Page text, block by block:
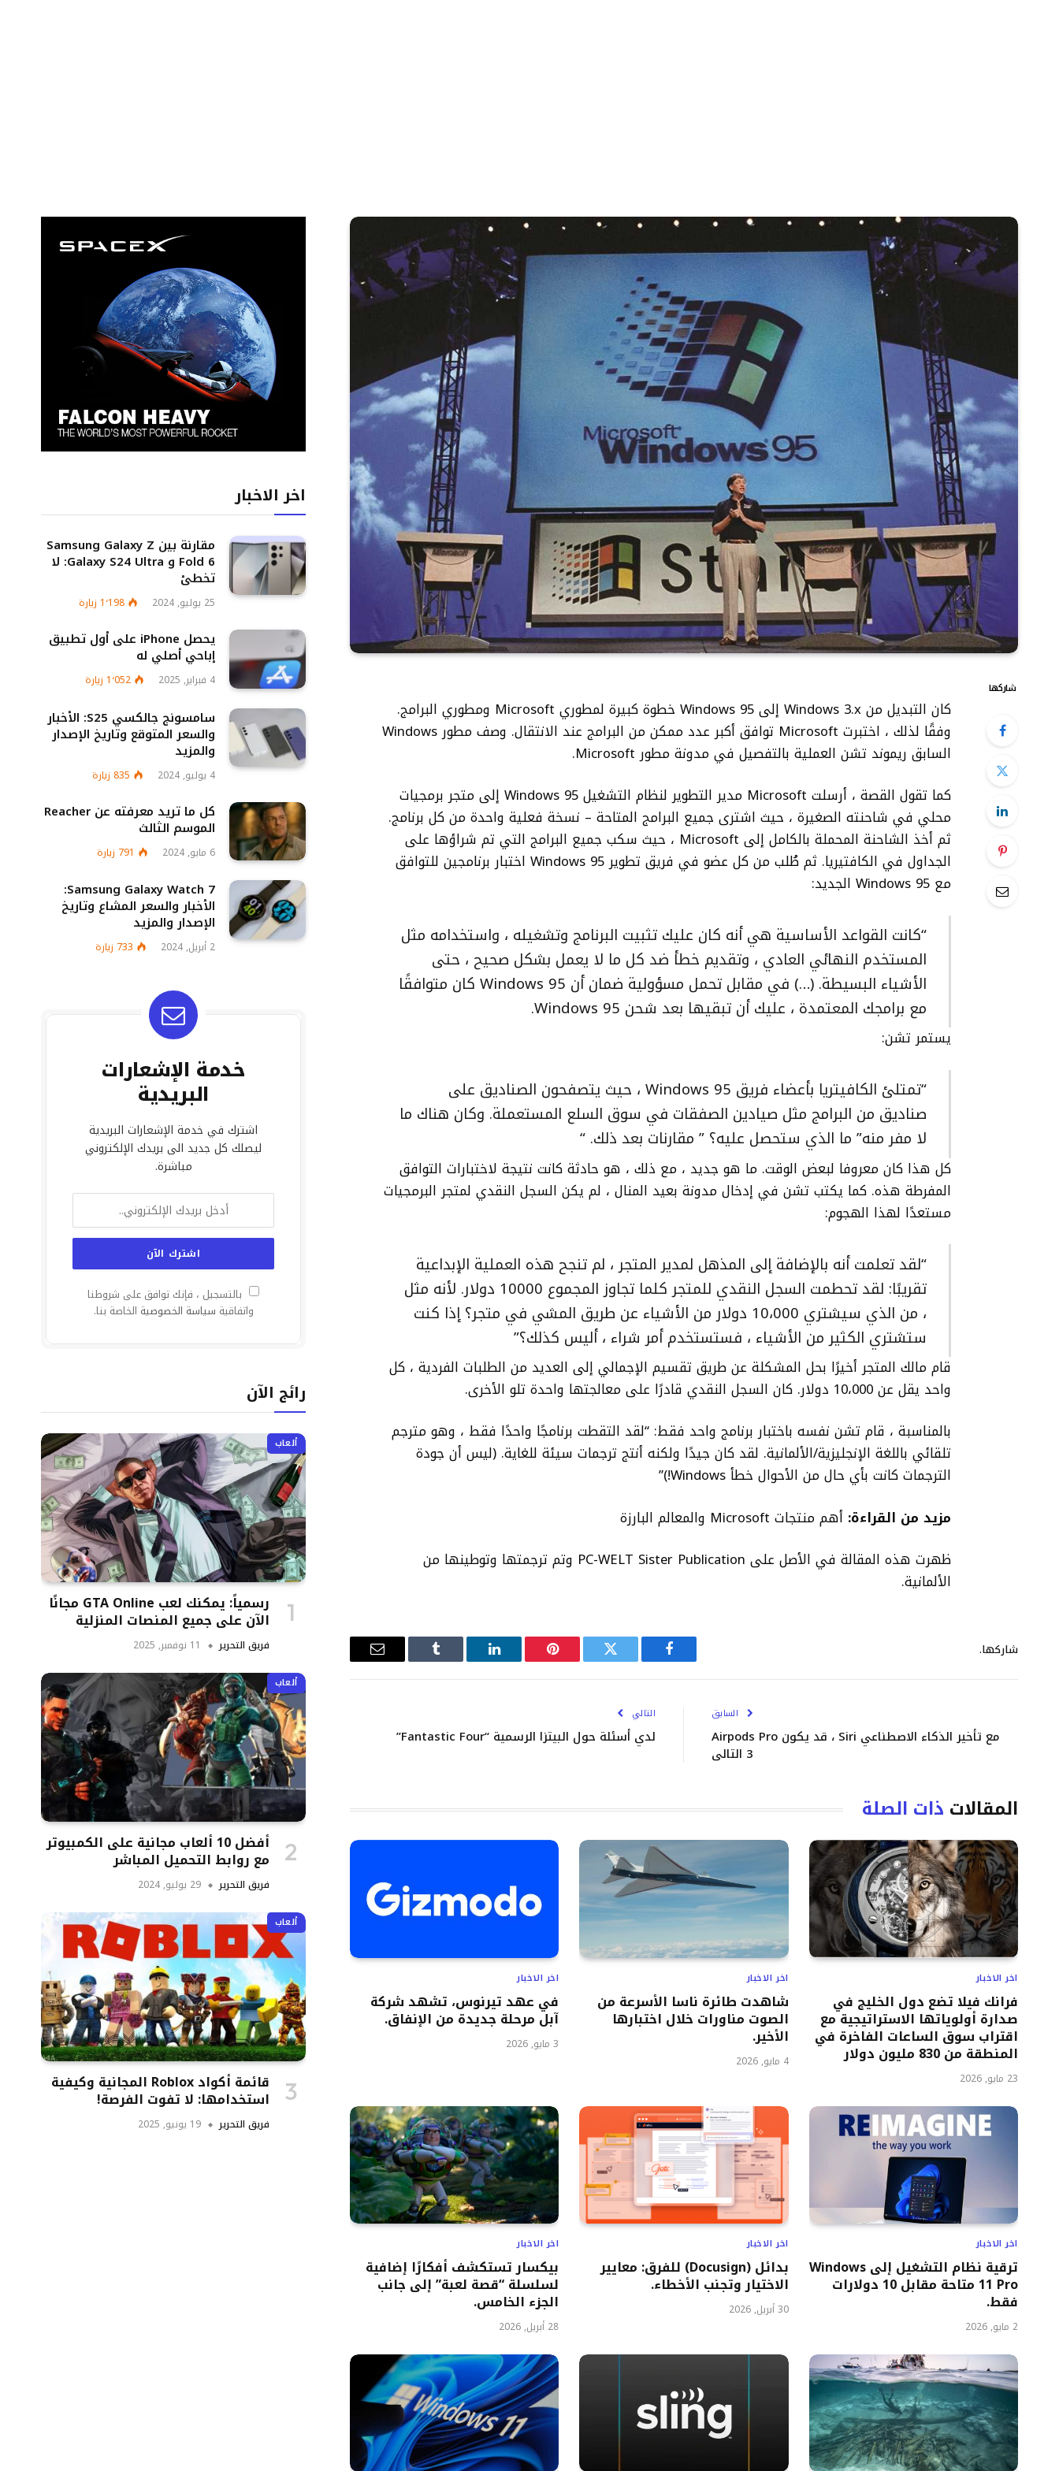
شاركها
كان التبديل من Windows 3.x إلى Windows 95 خطوة كبيرة لمطوري Microsoft ومطوري البرامج.
وفقًا لذلك ، اختبرت Microsoft توافق أكبر عدد ممكن من البرامج عند الانتقال. وصف مطور Windows
السابق ريموند تشن العملية بالتفصيل في مدونة مطور Microsoft.
كما تقول القصة ، أرسلت Microsoft مدير التطوير لنظام التشغيل Windows 95 إلى متجر برمجيات
محلي في شاحنته الصغيرة ، حيث اشترى جميع البرامج المتاحة – نسخة فعلية واحدة من كل برنامج.
ثم أخذ الشاحنة المحملة بالكامل إلى Microsoft ، حيث سكب جميع البرامج التي تم شراؤها على
الجداول في الكافتيريا. ثم طُلب من كل عضو في فريق تطوير Windows 95 اختبار برنامجين للتوافق
مع Windows 95 الجديد:
“كانت القواعد الأساسية هي أنه كان عليك تثبيت البرنامج وتشغيله ، واستخدامه مثل
المستخدم النهائي العادي ، وتقديم خطأ ضد كل ما لا يعمل بشكل صحيح ، حتى
الأشياء البسيطة. (…) في مقابل تحمل مسؤولية ضمان أن Windows 95 كان متوافقًا
مع برامجك المعتمدة ، عليك أن تبقيها بعد شحن Windows 95.
يستمر تشن:
“تمتلئ الكافيتريا بأعضاء فريق Windows 95 ، حيث يتصفحون الصناديق على
صناديق من البرامج مثل صيادين الصفقات في سوق السلع المستعملة. وكان هناك ما
لا مفر منه” ما الذي ستحصل عليه؟ ” مقارنات بعد ذلك. “
كل هذا كان معروفا لبعض الوقت. ما هو جديد ، مع ذلك ، هو حادثة كانت نتيجة لاختبارات التوافق
المفرطة هذه. كما يكتب تشن في إدخال مدونة بعيد المنال ، لم يكن السجل النقدي لمتجر البرمجيات
مستعدًا لهذا الهجوم:
“لقد تعلمت أنه بالإضافة إلى المذهل لمدير المتجر ، لم تنجح هذه العملية الإبداعية
تقريبًا: لقد تحطمت السجل النقدي للمتجر كلما تجاوز المجموع 10000 دولار. لأنه مثل
، من الذي سيشتري 10،000 دولار من الأشياء عن طريق المشي في متجر؟ إذا كنت
ستشتري الكثير من الأشياء ، فستستخدم أمر شراء ، أليس كذلك؟”
قام مالك المتجر أخيرًا بحل المشكلة عن طريق تقسيم الإجمالي إلى العديد من الطلبات الفردية ، كل
واحد يقل عن 10،000 دولار. كان السجل النقدي قادرًا على معالجتها واحدة تلو الأخرى.
بالمناسبة ، قام تشن نفسه باختبار برنامج واحد فقط: “لقد التقطت برنامجًا واحدًا فقط ، وهو مترجم
تلقائي باللغة الإنجليزية/الألمانية. لقد كان جيدًا ولكنه أنتج ترجمات سيئة للغاية. (ليس أن جودة
الترجمات كانت بأي حال من الأحوال خطأ Windows!)”
مزيد من القراءة: أهم منتجات Microsoft والمعالم البارزة
ظهرت هذه المقالة في الأصل على PC-WELT Sister Publication وتم ترجمتها وتوطينها من
الألمانية.
شاركها. فيسبوك تويتر بينتيريستلينكدإن Tumblr البريد
السابق
مع تأخير الذكاء الاصطناعي Siri ، قد يكون Airpods Pro
3 التالي
التالي
لدي أسئلة حول البيتزا الرسمية “Fantastic Four”
المقالات ذات الصلة
اخر الاخبار
فرانك فيلا تضع دول الخليج في
صدارة أولوياتها الاستراتيجية مع
اقتراب سوق الساعات الفاخرة في
المنطقة من 830 مليون دولار
23 مايو, 2026
اخر الاخبار
شاهدت طائرة ناسا الأسرعة من
الصوت مناورات خلال اختبارها
الأخير.
4 مايو, 2026
اخر الاخبار
في عهد تيرنوس، تشهد شركة
آبل مرحلة جديدة من الإنفاق.
3 مايو, 2026
اخر الاخبار
ترقية نظام التشغيل إلى Windows
11 Pro متاحة مقابل 10 دولارات
فقط.
2 مايو, 2026
اخر الاخبار
بدائل (Docusign) للفرق: معايير
الاختيار وتجنب الأخطاء.
30 أبريل, 2026
اخر الاخبار
بيكسار تستكشف أفكارًا إضافية
لسلسلة “قصة لعبة” إلى جانب
الجزء الخامس.
28 أبريل, 2026
اخر الاخبار
مقارنة بين Samsung Galaxy Z
Fold 6 و Galaxy S24 Ultra: لا
تخطئ
25 يوليو, 2024 1٬198 زيارة
يحصل iPhone على أول تطبيق
إباحي أصلي له
4 فبراير, 2025 1٬052 زيارة
سامسونج جالكسي S25: الأخبار
والسعر المتوقع وتاريخ الإصدار
والمزيد
4 يوليو, 2024 835 زيارة
كل ما تريد معرفته عن Reacher
الموسم الثالث
6 مايو, 2024 791 زيارة
Samsung Galaxy Watch 7:
الأخبار والسعر المشاع وتاريخ
الإصدار والمزيد
2 أبريل, 2024 733 زيارة
خدمة الإشعارات
البريدية
اشترك في خدمة الإشعارات البريدية
ليصلك كل جديد الى بريدك الإلكتروني
مباشرة.
بالتسجيل ، فإنك توافق على شروطنا
واتفاقية سياسة الخصوصية الخاصة بنا.
رائج الآن
ألعاب
رسمياً: يمكنك لعب GTA Online مجانًا
الآن على جميع المنصات المنزلية
فريق التحرير 11 نوفمبر, 2025
ألعاب
أفضل 10 ألعاب مجانية على الكمبيوتر
مع روابط التحميل المباشر
فريق التحرير 29 يوليو, 2024
ألعاب
قائمة أكواد Roblox المجانية وكيفية
استخدامها: لا تفوت الفرصة!
فريق التحرير 19 يونيو, 2025